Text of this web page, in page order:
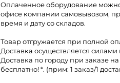
Оплаченное оборудование
офисе компании самовывозом,
время и дату со складов.
Товар отгружается при полной
Доставка осуществляется
Доставка по городу при заказе
бесплатно! *. (прим: 1 заказ/1